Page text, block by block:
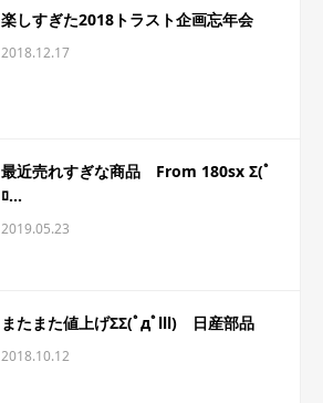
楽しすぎた2018トラスト企画忘年会
2018.12.17
最近売れすぎな商品 From 180sx Σ(ﾟ
ﾛ...
2019.05.23
またまた値上げΣΣ(ﾟдﾟlll) 日産部品
2018.10.12